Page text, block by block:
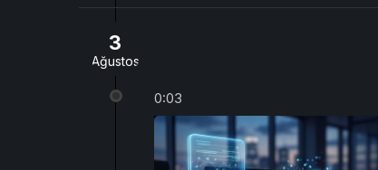
3
Ağustos
0:03